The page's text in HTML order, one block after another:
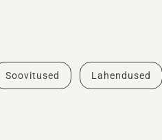
Soovitused Lahendused